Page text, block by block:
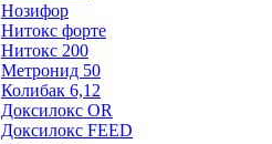
Нозифор
Нитокс форте
Нитокс 200
Метронид 50
Колибак 6,12
Доксилокс OR
Доксилокс FEED